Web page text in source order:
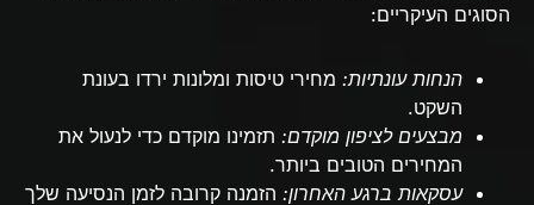
הסוגים העיקריים:
הנחות עונתיות: מחירי טיסות ומלונות ירדו בעונת
השקט.
מבצעים לציפון מוקדם: תזמינו מוקדם כדי לנעול את
המחירים הטובים ביותר.
עסקאות ברגע האחרון: הזמנה קרובה לזמן הנסיעה שלך